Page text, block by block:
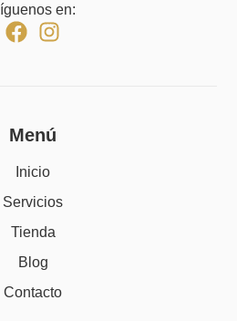
en:
Menú
Inicio
Servicios
Tienda
Blog
Contacto